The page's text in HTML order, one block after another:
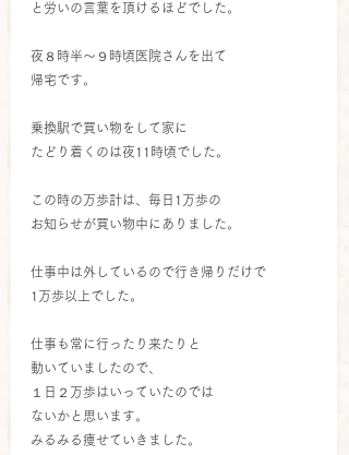
と労いの言葉を頂けるほどでした。
夜８時半～９時頃医院さんを出て
帰宅です。
乗換駅で買い物をして家に
たどり着くのは夜11時頃でした。
この時の万歩計は、毎日1万歩の
お知らせが買い物中にありました。
仕事中は外しているので行き帰りだけで
1万歩以上でした。
仕事も常に行ったり来たりと
動いていましたので、
１日２万歩はいっていたのでは
ないかと思います。
みるみる痩せていきました。